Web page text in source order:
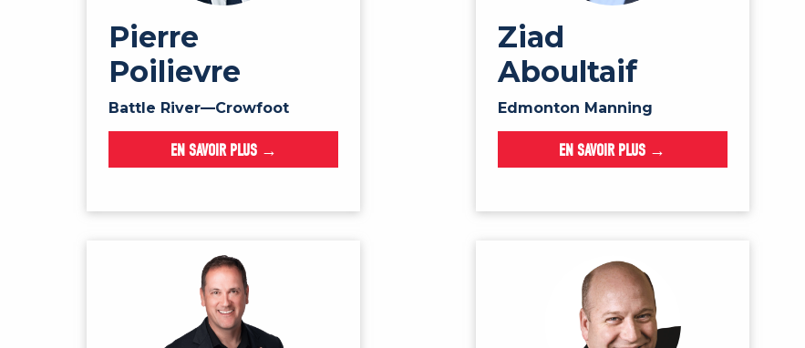
Pierre
Poilievre
Battle River—Crowfoot
EN SAVOIR PLUS →
Ziad
Aboultaif
Edmonton Manning
EN SAVOIR PLUS →